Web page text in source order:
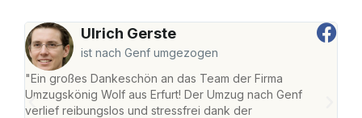
Ulrich Gerste
ist nach Genf umgezogen
"Ein großes Dankeschön an das Team der Firma
Umzugskönig Wolf aus Erfurt! Der Umzug nach Genf
verlief reibungslos und stressfrei dank der